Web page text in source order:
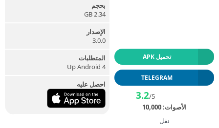
تحميل APK
TELEGRAM
3.2/5
الأصوات:10,000
نقل
بحجم
2.34 GB
الإصدار
3.0.0
المتطلبات
Up Android 4
احصل عليه